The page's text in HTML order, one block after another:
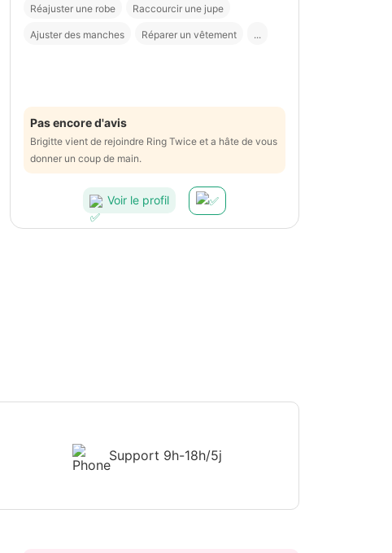
Réajuster une robe Raccourcir une jupe
Ajuster des manches Réparer un vêtement ...
Pas encore d'avis
Brigitte vient de rejoindre Ring Twice et a hâte de vous
donner un coup de main.
Voir le profil
Support 9h-18h/5j